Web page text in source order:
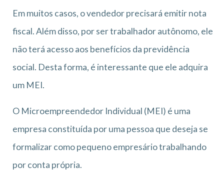
Em muitos casos, o vendedor precisará emitir nota
fiscal. Além disso, por ser trabalhador autônomo, ele
não terá acesso aos benefícios da previdência
social. Desta forma, é interessante que ele adquira
um MEI.
O Microempreendedor Individual (MEI) é uma
empresa constituída por uma pessoa que deseja se
formalizar como pequeno empresário trabalhando
por conta própria.